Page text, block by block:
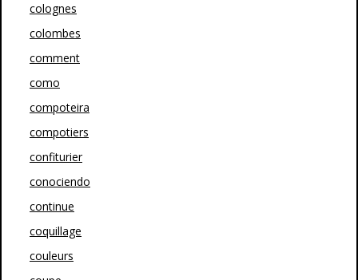
colognes
colombes
comment
como
compoteira
compotiers
confiturier
conociendo
continue
coquillage
couleurs